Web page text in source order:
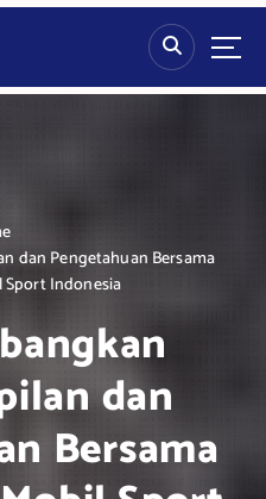
dan Pengetahuan Bersama
Indonesia
dan
Bersama